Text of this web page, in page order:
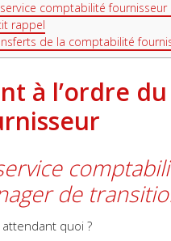
comptabilité
rappel
de la comptabilité
à l’ordre
de
attendant quoi ?